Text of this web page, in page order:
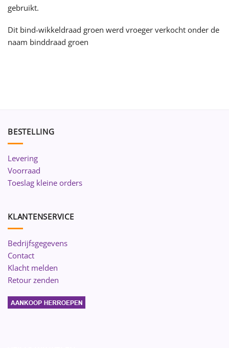
gebruikt.
Dit bind-wikkeldraad groen werd vroeger verkocht onder de
naam binddraad groen
BESTELLING
Levering
Voorraad
Toeslag kleine orders
KLANTENSERVICE
Bedrijfsgegevens
Contact
Klacht melden
Retour zenden